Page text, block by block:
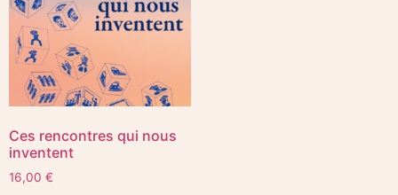
Ces rencontres qui nous
inventent
16,00 €